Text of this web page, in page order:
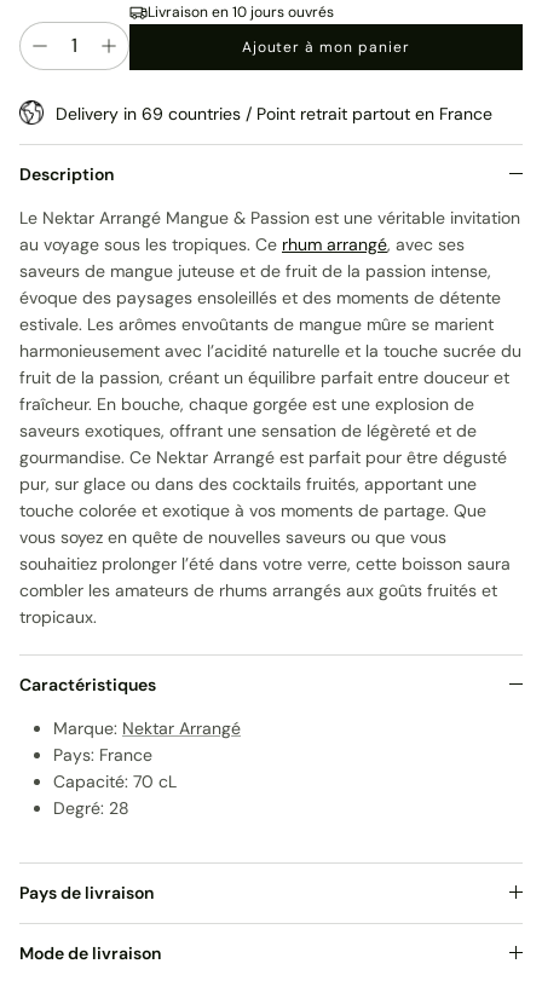
Quantité
Livraison en 10 jours ouvrés
Ajouter à mon panier
Delivery in 69 countries / Point retrait partout en France
Description
Le Nektar Arrangé Mangue & Passion est une véritable invitation
au voyage sous les tropiques. Ce rhum arrangé, avec ses
saveurs de mangue juteuse et de fruit de la passion intense,
évoque des paysages ensoleillés et des moments de détente
estivale. Les arômes envoûtants de mangue mûre se marient
harmonieusement avec l’acidité naturelle et la touche sucrée du
fruit de la passion, créant un équilibre parfait entre douceur et
fraîcheur. En bouche, chaque gorgée est une explosion de
saveurs exotiques, offrant une sensation de légèreté et de
gourmandise. Ce Nektar Arrangé est parfait pour être dégusté
pur, sur glace ou dans des cocktails fruités, apportant une
touche colorée et exotique à vos moments de partage. Que
vous soyez en quête de nouvelles saveurs ou que vous
souhaitiez prolonger l’été dans votre verre, cette boisson saura
combler les amateurs de rhums arrangés aux goûts fruités et
tropicaux.
Caractéristiques
Marque: Nektar Arrangé
Pays: France
Capacité: 70 cL
Degré: 28
Pays de livraison
Mode de livraison